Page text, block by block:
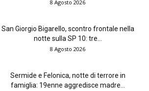
8 Agosto 2026
San Giorgio Bigarello, scontro frontale nella
notte sulla SP 10: tre...
8 Agosto 2026
Sermide e Felonica, notte di terrore in
famiglia: 19enne aggredisce madre...